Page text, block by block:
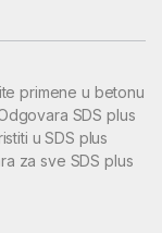
primene u betonu
SDS plus
u SDS plus
za sve SDS plus